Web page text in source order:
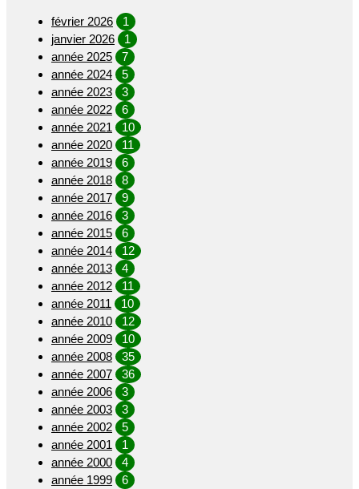
février 2026
1
janvier 2026
1
année 2025
7
année 2024
5
année 2023
3
année 2022
6
année 2021
10
année 2020
11
année 2019
6
année 2018
8
année 2017
9
année 2016
3
année 2015
6
année 2014
12
année 2013
4
année 2012
11
année 2011
10
année 2010
12
année 2009
10
année 2008
35
année 2007
36
année 2006
3
année 2003
3
année 2002
5
année 2001
1
année 2000
4
année 1999
6